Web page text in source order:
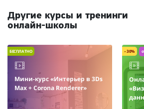
Другие курсы и тренинги
онлайн-школы
БЕСПЛАТНО
Мини-курс «Интерьер в 3Ds
Max + Corona Renderer»
– 30%